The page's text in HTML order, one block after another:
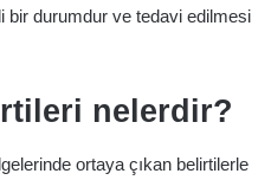
bir durumdur ve tedavi edilmesi
nelerdir?
ortaya çıkan belirtilerle